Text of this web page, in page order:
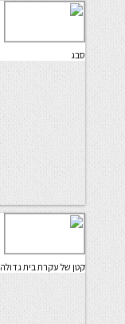
סבג
קטן של עקרת בית גדולה